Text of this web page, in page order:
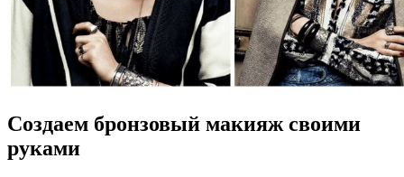
Создаем бронзовый макияж своими
руками